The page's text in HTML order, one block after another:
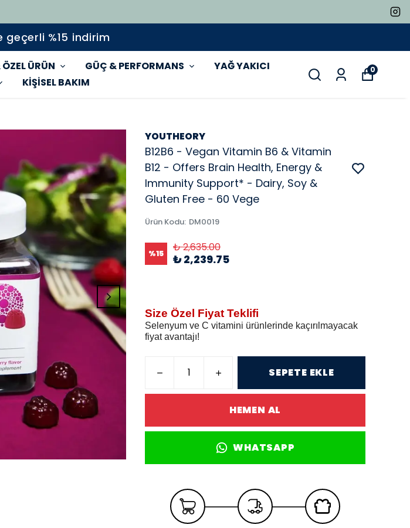
geçerli %15 indirim
ÜRÜN GÜÇ & PERFORMANS
YAĞ YAKICI
KİŞİSEL BAKIM
0
YOUTHEORY
B12B6 - Vegan Vitamin B6 & Vitamin
B12 - Offers Brain Health, Energy &
Immunity Support* - Dairy, Soy &
Gluten Free - 60 Vege
Ürün Kodu: DM0019
%15 ₺ 2,635.00
₺ 2,239.75
Size Özel Fiyat Teklifi
Selenyum ve C vitamini ürünlerinde kaçırılmayacak
fiyat avantajı!
SEPETE EKLE
HEMEN AL
WHATSAPP